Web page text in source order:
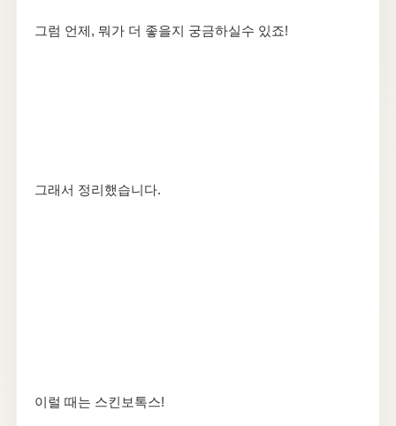
그럼 언제, 뭐가 더 좋을지 궁금하실수 있죠!
그래서 정리했습니다.
​이럴 때는 스킨보톡스!